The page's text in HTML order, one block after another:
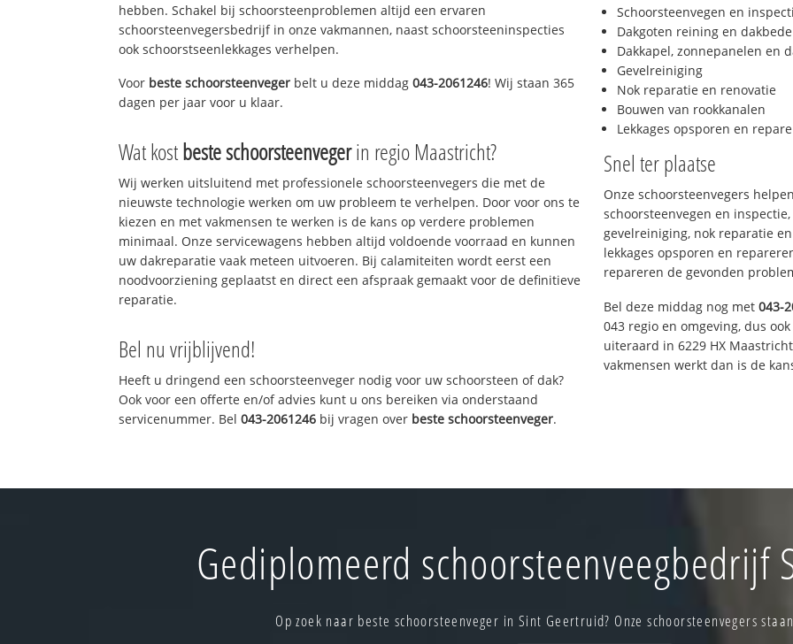
hebben. Schakel bij schoorsteenproblemen altijd een ervaren
schoorsteenvegersbedrijf in onze vakmannen, naast schoorsteeninspecties
ook schoorstseenlekkages verhelpen.
Voor beste schoorsteenveger belt u deze middag043-2061246! Wij staan 365
dagen per jaar voor u klaar.
Wat kostbeste schoorsteenvegerin regio Maastricht?
Wij werken uitsluitend met professionele schoorsteenvegers die met de
nieuwste technologie werken om uw probleem te verhelpen. Door voor ons te
kiezen en met vakmensen te werken is de kans op verdere problemen
minimaal. Onze servicewagens hebben altijd voldoende voorraad en kunnen
uw dakreparatie vaak meteen uitvoeren. Bij calamiteiten wordt eerst een
noodvoorziening geplaatst en direct een afspraak gemaakt voor de definitieve
reparatie.
Bel nu vrijblijvend!
Heeft u dringend een schoorsteenveger nodig voor uw schoorsteen of dak?
Ook voor een offerte en/of advies kunt u ons bereiken via onderstaand
servicenummer. Bel043-2061246 bij vragen over beste schoorsteenveger.
Schoorsteenvegen en
Dakgoten reining en
Dakkapel, zonnepanelen en
Gevelreiniging
Nok reparatie en renovatie
Bouwen van rookkanalen
Lekkages opsporen en
Snel ter plaatse
Onze schoorsteenvegers
schoorsteenvegen en
gevelreiniging, nok reparatie
lekkages opsporen en
repareren de gevonden
Bel deze middag nog met 043-
043 regio en omgeving, dus
uiteraard in 6229 HX
vakmensen werkt dan is de
Gediplomeerd schoorsteenveegbedrijf
Op zoek naar beste schoorsteenveger in Sint Geertruid? Onze schoorsteenvegers